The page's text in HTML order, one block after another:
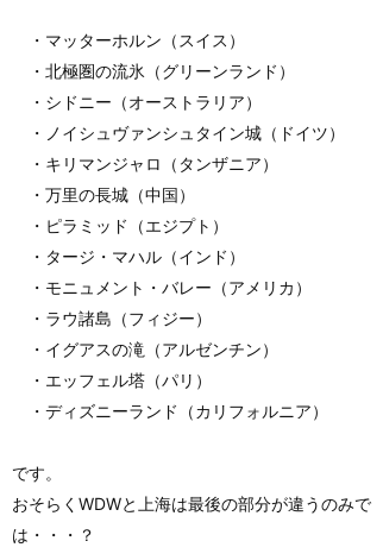
・マッターホルン（スイス）
・北極圏の流氷（グリーンランド）
・シドニー（オーストラリア）
・ノイシュヴァンシュタイン城（ドイツ）
・キリマンジャロ（タンザニア）
・万里の長城（中国）
・ピラミッド（エジプト）
・タージ・マハル（インド）
・モニュメント・バレー（アメリカ）
・ラウ諸島（フィジー）
・イグアスの滝（アルゼンチン）
・エッフェル塔（パリ）
・ディズニーランド（カリフォルニア）
です。
おそらくWDWと上海は最後の部分が違うのみで
は・・・？